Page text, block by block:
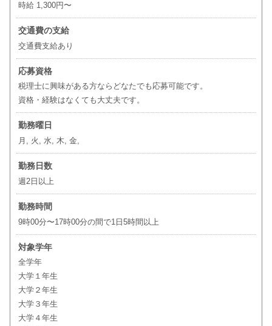
時給 1,300円〜
交通費の支給
交通費支給あり
応募資格
税理士に興味がある方ならどなたでも応募可能です。
資格・経験はなくても大丈夫です。
勤務曜日
月, 火, 水, 木, 金,
勤務日数
週2日以上
勤務時間
9時00分〜17時00分の間で1日5時間以上
対象学年
全学年
大学１年生
大学２年生
大学３年生
大学４年生